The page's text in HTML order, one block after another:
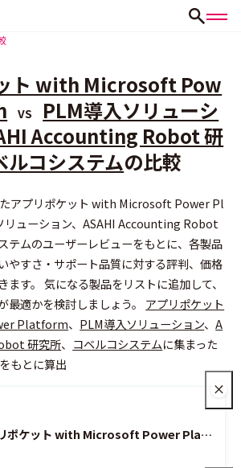
ト with Microsoft Pow
VS
PLM導入ソリューシ
Accounting Robot 研
ルコシステムの比較
アプリポケット with Microsoft Power Pl
ューション、ASAHI Accounting Robot
テムのユーザーレビューをもとに、各製品
やすさ・サポート品質に対する評判、価格
ます。 気になる製品をリストに追加して、
最適かを検討しましょう。 アプリポケット
Platform、 PLM導入ソリューション、A
研究所、 コベルコシステムに集まった
もとに算出
アプリポケット with Microsoft Power Platform
（無料）